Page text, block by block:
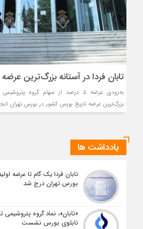
تابان فردا در آستانه بزرگ‌ترین
به‌زودی عرضه ۵ درصد از سهام گروه
بزرگ‌ترین عرضه تاریخ بورس کشور در بورس تهران
یادداشت ها
تابان فردا یک گام تا عرضه
بورس تهران درج شد
«تابان»، نماد گروه پتروشیمی
تابلوی بورس نشست